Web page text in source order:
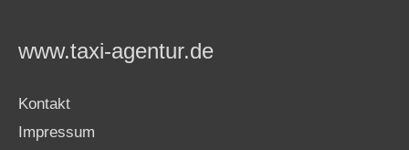
www.taxi-agentur.de
Kontakt
Impressum